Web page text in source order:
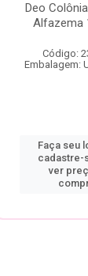
Deo
Alfazema
Código:
Embalagem:
Faça seu
cadastre-
ver